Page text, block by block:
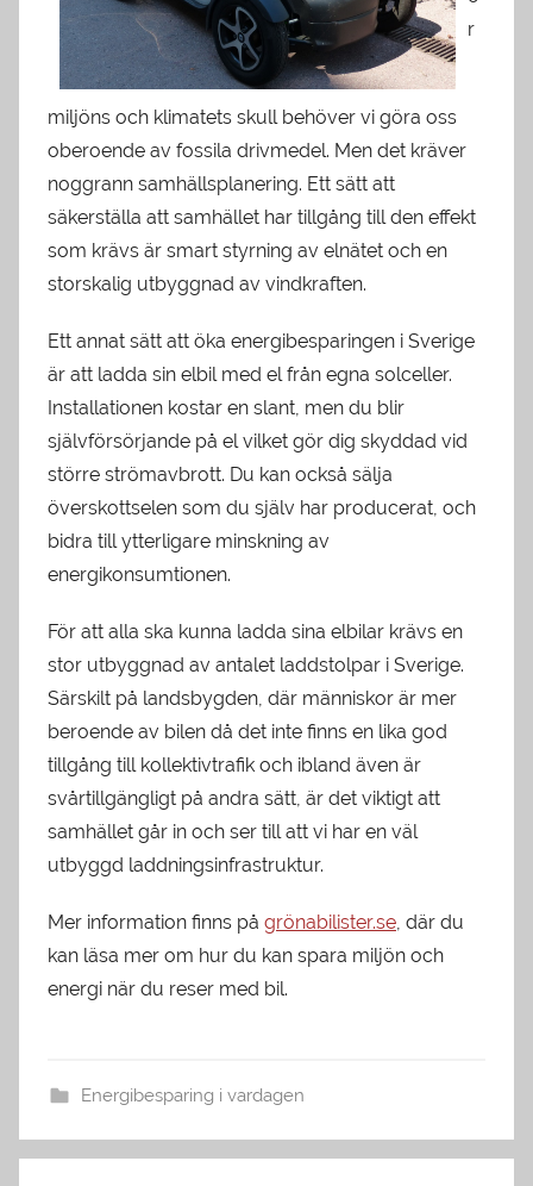
r
miljöns och klimatets skull behöver vi göra oss
oberoende av fossila drivmedel. Men det kräver
noggrann samhällsplanering. Ett sätt att
säkerställa att samhället har tillgång till den effekt
som krävs är smart styrning av elnätet och en
storskalig utbyggnad av vindkraften.
Ett annat sätt att öka energibesparingen i Sverige
är att ladda sin elbil med el från egna solceller.
Installationen kostar en slant, men du blir
självförsörjande på el vilket gör dig skyddad vid
större strömavbrott. Du kan också sälja
överskottselen som du själv har producerat, och
bidra till ytterligare minskning av
energikonsumtionen.
För att alla ska kunna ladda sina elbilar krävs en
stor utbyggnad av antalet laddstolpar i Sverige.
Särskilt på landsbygden, där människor är mer
beroende av bilen då det inte finns en lika god
tillgång till kollektivtrafik och ibland även är
svårtillgängligt på andra sätt, är det viktigt att
samhället går in och ser till att vi har en väl
utbyggd laddningsinfrastruktur.
Mer information finns på grönabilister.se, där du
kan läsa mer om hur du kan spara miljön och
energi när du reser med bil.
Energibesparing i vardagen